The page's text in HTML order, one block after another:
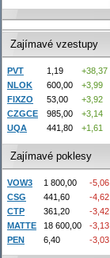
Zajímavé vzestupy
PVT 1,19
+38,37
NLOK
600,00
+3,99
FIXZO
53,00
+3,92
CZGCE
985,00
+3,14
UQA
441,80 +1,61
Zajímavé poklesy
VOW3 1 800,00
-5,06
CSG
441,60
-4,62
CTP
361,20
-3,42
MATTE
18 600,00
-3,13
PEN
6,40 -3,03